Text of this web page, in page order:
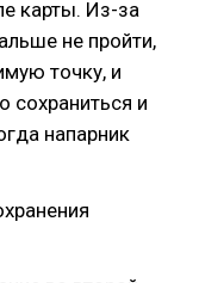
карты. Из-за
не пройти,
точку, и
сохраниться и
напарник